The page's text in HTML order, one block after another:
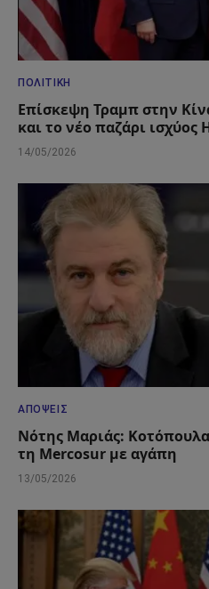
ΠΟΛΙΤΙΚΉ
Επίσκεψη Τραμπ στην
και το νέο παζάρι ισχύος
14/05/2026
ΑΠΌΨΕΙΣ
Νότης Μαριάς:
τη Mercosur με αγάπη
13/05/2026